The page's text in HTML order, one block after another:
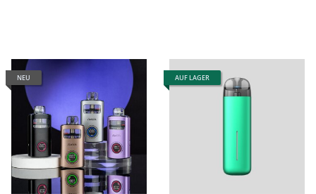
NEU AUF LAGER